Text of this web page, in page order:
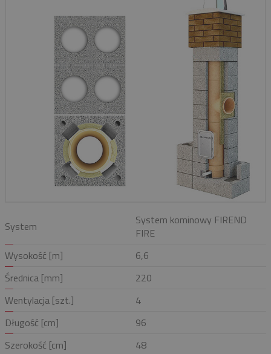
System
System kominowy FIREND
FIRE
Wysokość [m]
6,6
Średnica [mm]
220
Wentylacja [szt.]
4
Długość [cm]
96
Szerokość [cm]
48